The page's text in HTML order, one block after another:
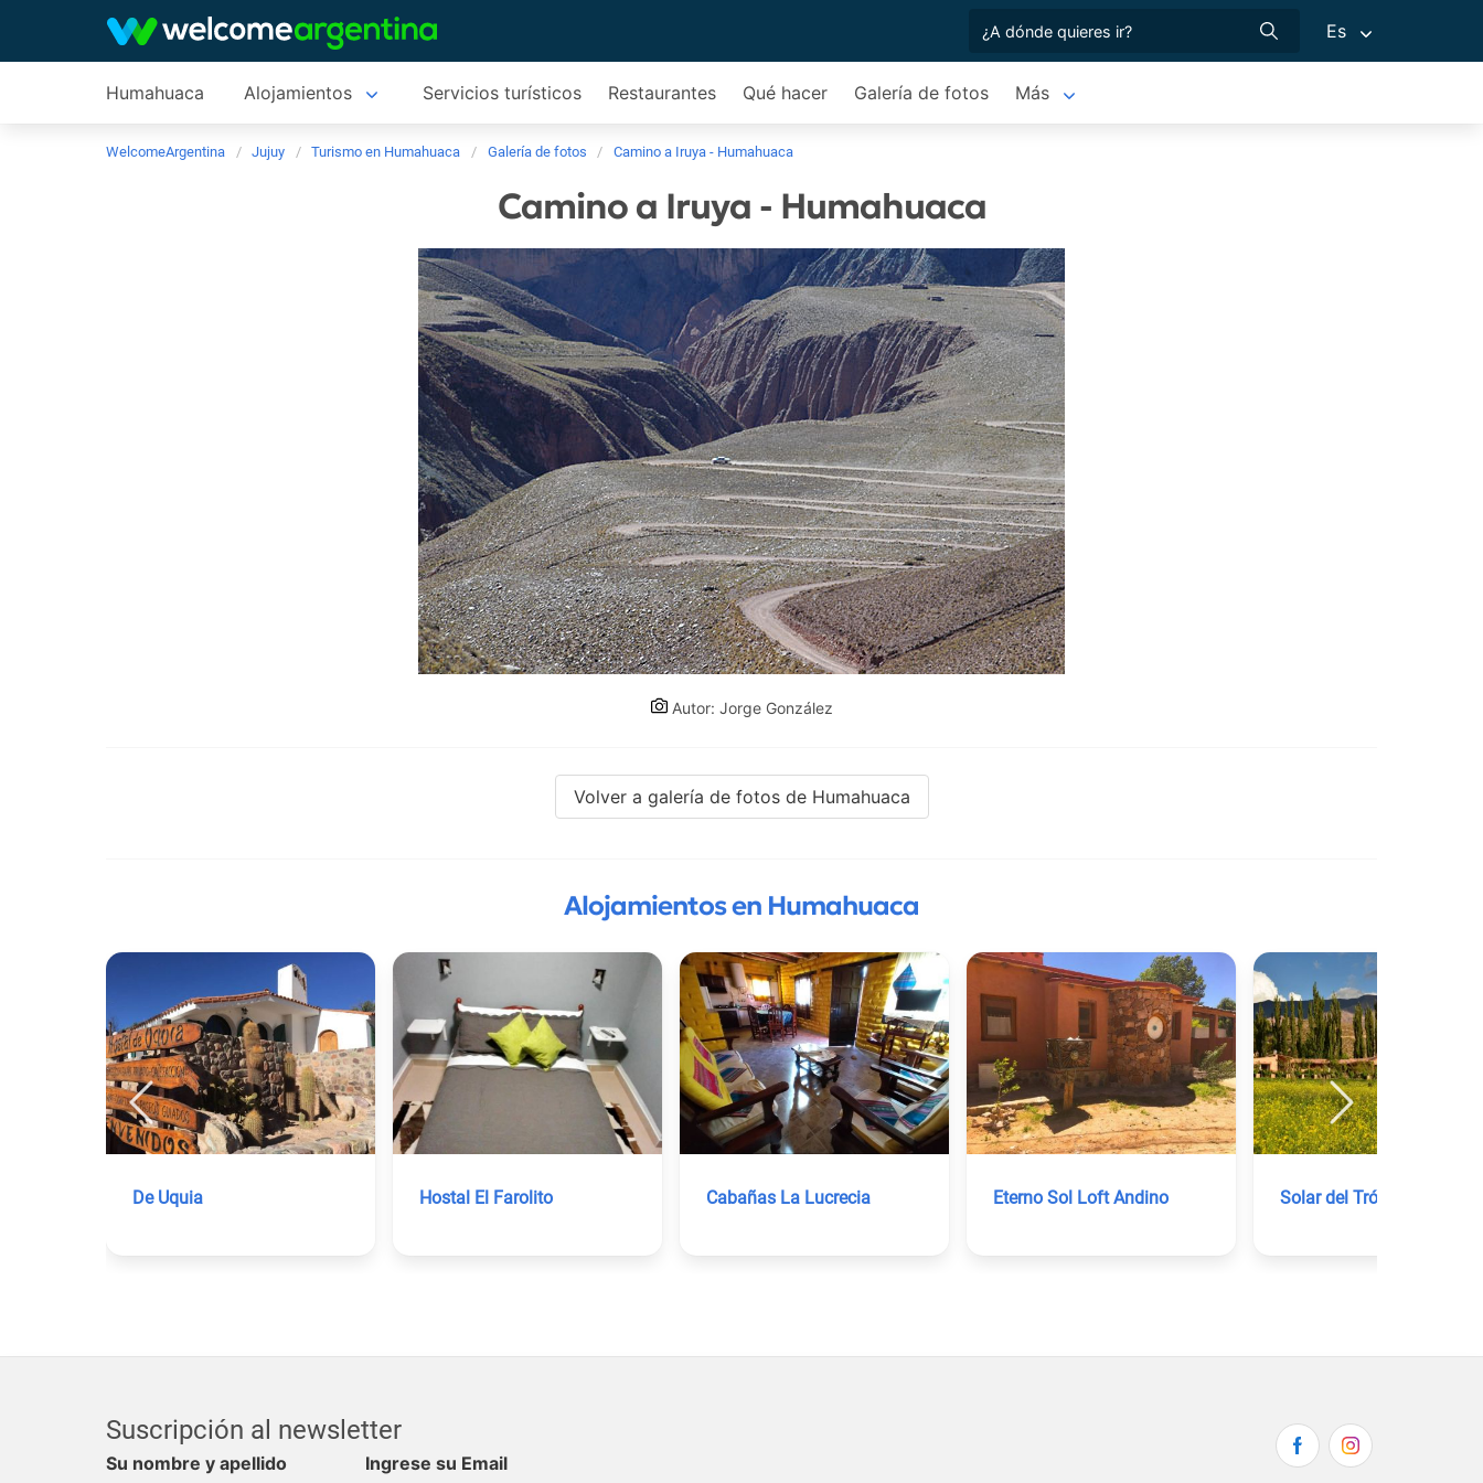
Es
Humahuaca Alojamientos Servicios turísticos Restaurantes Qué hacer Galería de fotos Más
WelcomeArgentina Jujuy Turismo en Humahuaca Galería de fotos Camino a Iruya - Humahuaca
Camino a Iruya - Humahuaca
Autor: Jorge González
Volver a galería de fotos de Humahuaca
Alojamientos en Humahuaca
De Uquia Hostal El Farolito Cabañas La Lucrecia Eterno Sol Loft Andino Solar del Trópico
Suscripción al newsletter
Su nombre y apellido Ingrese su Email